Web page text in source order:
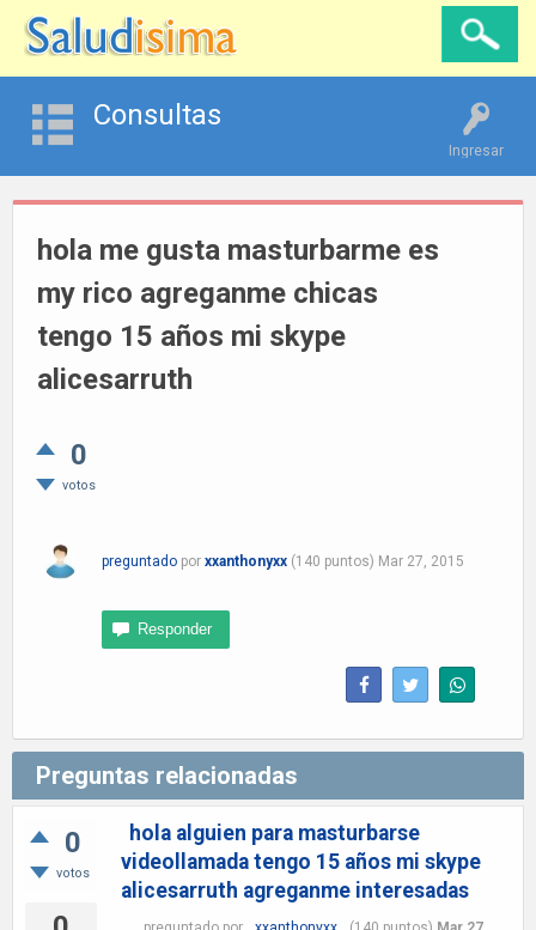
Ingresar
Consultas
hola me gusta masturbarme es
my rico agreganme chicas
tengo 15 años mi skype
alicesarruth
0
votos
preguntado por xxanthonyxx (140 puntos) Mar 27, 2015
Preguntas relacionadas
0
votos
hola alguien para masturbarse
videollamada tengo 15 años mi skype
alicesarruth agreganme interesadas